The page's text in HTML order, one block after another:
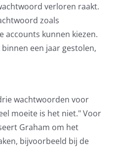
verloren raakt.
zoals
accounts kunnen kiezen.
een jaar gestolen,
wachtwoorden voor
moeite is het niet." Voor
Graham om het
bijvoorbeeld bij de